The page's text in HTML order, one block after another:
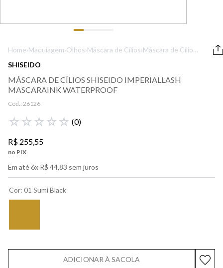
Home›Maquiagem›Olhos›Máscara de Cílios›Máscara de Cílios
MascaraInk
SHISEIDO
MÁSCARA DE CÍLIOS SHISEIDO IMPERIALLASH
MASCARAINK WATERPROOF
Cód.: 26126
☆ ☆ ☆ ☆ ☆ (0)
R$ 255,55
no PIX
Em até6x R$ 44,83 sem juros
Cor: 01 Sumi Black
ADICIONAR À SACOLA